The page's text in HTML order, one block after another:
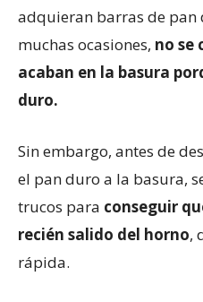
adquieran barras de pan
muchas ocasiones, no se
acaban en la basura
duro.
Sin embargo, antes de
el pan duro a la basura,
trucos para conseguir
recién salido del horno,
rápida.